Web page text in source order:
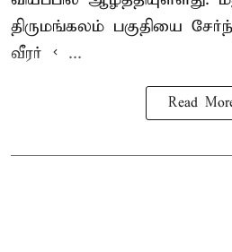
திருமங்கலம் பகுதியை
வீரர் < ...
Read